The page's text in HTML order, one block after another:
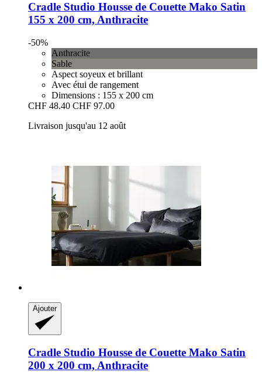
Cradle Studio Housse de Couette Mako Satin
155 x 200 cm, Anthracite
-50%
Anthracite
Sable
Aspect soyeux et brillant
Avec étui de rangement
Dimensions : 155 x 200 cm
CHF 48.40 CHF 97.00
Livraison jusqu'au 12 août
Ajouter
Cradle Studio Housse de Couette Mako Satin
200 x 200 cm, Anthracite